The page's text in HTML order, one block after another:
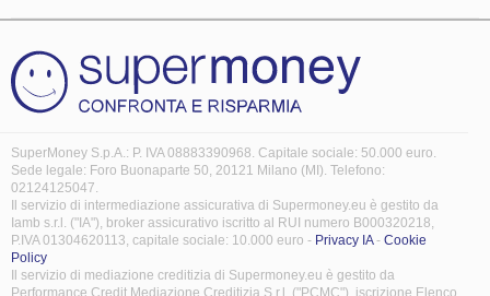
SuperMoney S.p.A.: P. IVA 08883390968. Capitale sociale: 50.000 euro.
Sede legale: Foro Buonaparte 50, 20121 Milano (MI). Telefono:
02124125047.
Il servizio di intermediazione assicurativa di Supermoney.eu è gestito da
Iamb s.r.l. ("IA"), broker assicurativo iscritto al RUI numero B000320218,
P.IVA 01304620113, capitale sociale: 10.000 euro - Privacy IA- Cookie
Policy
Il servizio di mediazione creditizia di Supermoney.eu è gestito da
Performance Credit Mediazione Creditizia S.r.l. ("PCMC"), iscrizione Elenco